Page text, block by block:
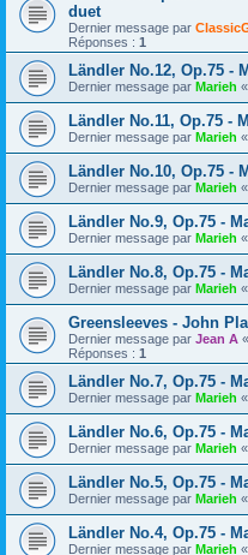
duet
Dernier message par
Réponses : 1
Ländler No.12, Op.75 -
Dernier message par Marieh «
Ländler No.11, Op.75 -
Dernier message par Marieh «
Ländler No.10, Op.75 -
Dernier message par Marieh «
Ländler No.9, Op.75 -
Dernier message par Marieh «
Ländler No.8, Op.75 -
Dernier message par Marieh «
Greensleeves - John
Dernier message par Jean A «
Réponses : 1
Ländler No.7, Op.75 -
Dernier message par Marieh «
Ländler No.6, Op.75 -
Dernier message par Marieh «
Ländler No.5, Op.75 -
Dernier message par Marieh «
Ländler No.4, Op.75 -
Dernier message par Marieh «